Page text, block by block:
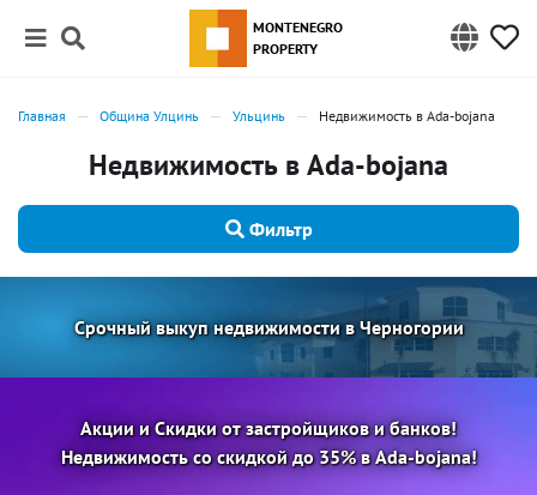
MONTENEGRO
PROPERTY
Главная Община Улцинь Ульцинь Недвижимость в Ada-bojana
Недвижимость в Ada-bojana
Фильтр
Срочный выкуп недвижимости в Черногории
Акции и Скидки от застройщиков и банков!
Недвижимость со скидкой до 35% в Ada-bojana!